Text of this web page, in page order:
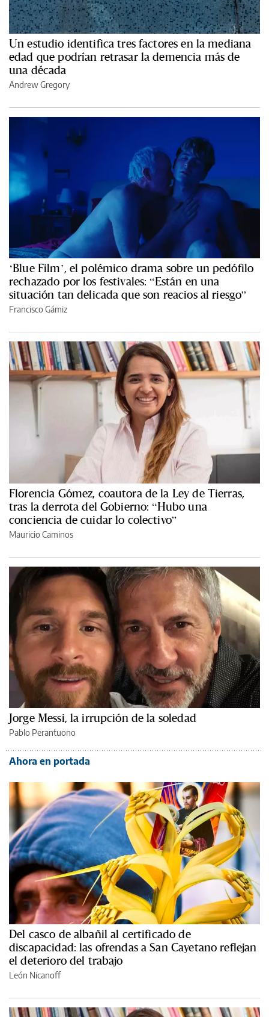
Un estudio identifica tres factores en la mediana
edad que podrían retrasar la demencia más de
una década
Andrew Gregory
‘Blue Film’, el polémico drama sobre un pedófilo
rechazado por los festivales: “Están en una
situación tan delicada que son reacios al riesgo”
Francisco Gámiz
Florencia Gómez, coautora de la Ley de Tierras,
tras la derrota del Gobierno: “Hubo una
conciencia de cuidar lo colectivo”
Mauricio Caminos
Jorge Messi, la irrupción de la soledad
Pablo Perantuono
Ahora en portada
Del casco de albañil al certificado de
discapacidad: las ofrendas a San Cayetano reflejan
el deterioro del trabajo
León Nicanoff